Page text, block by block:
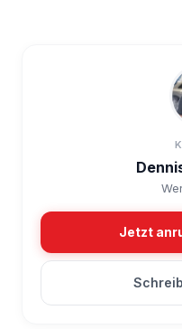
Jetzt